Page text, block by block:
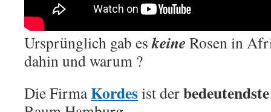
Ursprünglich gab eskeine Rosen in
dahin und warum ?
Die FirmaKordesist der